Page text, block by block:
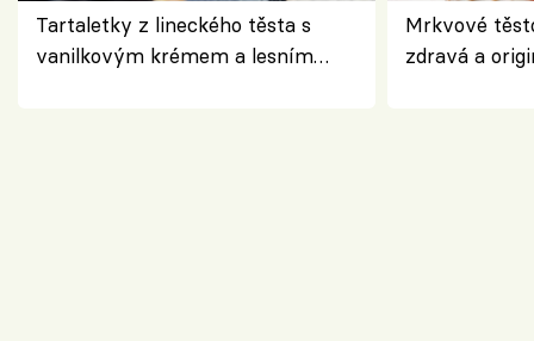
Tartaletky z lineckého těsta s
vanilkovým krémem a lesním
Mrkvové
zdravá a